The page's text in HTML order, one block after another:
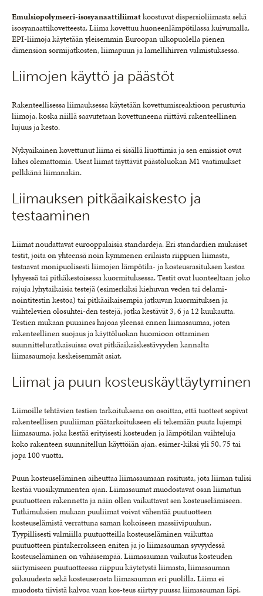
Emulsiopolymeeri-isosyanaattiliimatkoostuvat dispersioliimasta sekä
isosyanaattikovetteesta. Liima kovettuu huoneenlämpötilassa kuivumalla.
EPI-liimoja käytetään yleisemmin Euroopan ulkopuolella pienen
dimension sormijatkosten, liimapuun ja lamellihirren valmistuksessa.
Liimojen käyttö ja päästöt
Rakenteellisessa liimauksessa käytetään kovettumisreaktioon perustuvia
liimoja, koska niillä saavutetaan kovettuneena riittävä rakenteellinen
lujuus ja kesto.
Nykyaikainen kovettunut liima ei sisällä liuottimia ja sen emissiot ovat
lähes olemattomia. Useat liimat täyttävät päästöluokan M1 vaatimukset
pelkkänä liimanakin.
Liimauksen pitkäaikaiskesto ja
testaaminen
Liimat noudattavat eurooppalaisia standardeja. Eri standardien mukaiset
testit, joita on yhteensä noin kymmenen erilaista riippuen liimasta,
testaavat monipuolisesti liimojen lämpötila- ja kosteusrasituksen kestoa
lyhyessä tai pitkäkestoisessa kuormituksessa. Testit ovat luonteeltaan joko
rajuja lyhytaikaisia testejä (esimerkiksi kiehuvan veden tai delami-
nointitestin kestoa) tai pitkäaikaisempia jatkuvan kuormituksen ja
vaihtelevien olosuhtei-den testejä, jotka kestävät 3, 6 ja 12 kuukautta.
Testien mukaan puuaines hajoaa yleensä ennen liimasaumaa, joten
rakenteellinen suojaus ja käyttöluokan huomioon ottaminen
suunnitteluratkaisuissa ovat pitkäaikaiskestävyyden kannalta
liimasaumoja keskeisemmät asiat.
Liimat ja puun kosteuskäyttäytyminen
Liimoille tehtävien testien tarkoituksena on osoittaa, että tuotteet sopivat
rakenteellisen puuliiman päätarkoitukseen eli tekemään puuta lujempi
liimasauma, joka kestää erityisesti kosteuden ja lämpötilan vaihteluja
koko rakenteen suunnitellun käyttöiän ajan, esimer-kiksi yli 50, 75 tai
jopa 100 vuotta.
Puun kosteuseläminen aiheuttaa liimasaumaan rasitusta, jota liiman tulisi
kestää vuosikymmenten ajan. Liimasaumat muodostavat osan liimatun
puutuotteen rakennetta ja näin ollen vaikuttavat sen kosteuselämiseen.
Tutkimuksien mukaan puuliimat voivat vähentää puutuotteen
kosteuselämistä verrattuna saman kokoiseen massiivipuuhun.
Tyypillisesti valmiilla puutuotteilla kosteuseläminen vaikuttaa
puutuotteen pintakerrokseen eniten ja jo liimasauman syvyydessä
kosteuseläminen on vähäisempää. Liimasauman vaikutus kosteuden
siirtymiseen puutuotteessa riippuu käytetystä liimasta, liimasauman
paksuudesta sekä kosteuserosta liimasauman eri puolilla. Liima ei
muodosta tiivistä kalvoa vaan kos-teus siirtyy puussa liimasauman läpi.